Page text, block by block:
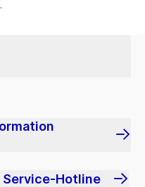
Service-Hotline